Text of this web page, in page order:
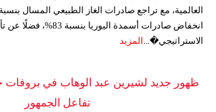
انخفاض صادرات أسمدة
الاستراتيجي�... المزيد
ظهور جديد لشيرين عبد الوهاب في بروفات
تفاعل الجمهور